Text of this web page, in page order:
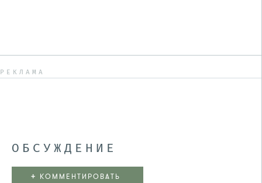
РЕКЛАМА
ОБСУЖДЕНИЕ
+ КОММЕНТИРОВАТЬ